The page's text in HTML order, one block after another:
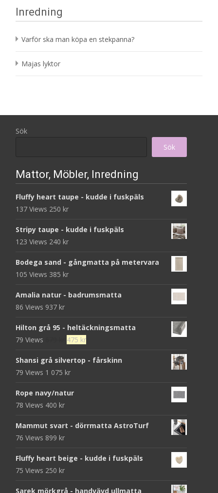
Inredning
Varför ska man köpa en stekpanna?
Majas lyktor
Sök
Sök
Mattor, Möbler, Inredning
Fluffy heart taupe - kudde i fuskpäls
137 Views 250 kr
Stripy taupe - kudde i fuskpäls
123 Views 240 kr
Bodega sand - gångmatta på metervara
105 Views 385 kr
Amalia natur - badrumsmatta
86 Views 937 kr
Hilton grå 95 - heltäckningsmatta
79 Views
Det
priset
var:
475 krDet
priset
Shansi grå silvertop - fårskinn
79 Views 1 075 kr
Rope navy/natur
78 Views 400 kr
Mammut svart - dörrmatta AstroTurf
76 Views 899 kr
Fluffy heart beige - kudde i fuskpäls
75 Views 250 kr
Sarek mörkgrå - handvävd ullmatta